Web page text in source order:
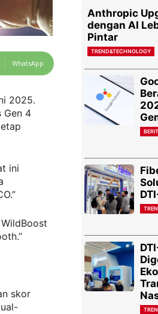
WhatsApp
2025.
Gen 4
ini
skor
Anthropic
dengan AI
Pintar
TREND&TECHNOLOGY